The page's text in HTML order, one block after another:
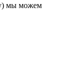
мы можем